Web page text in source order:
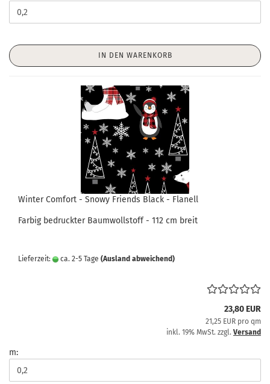
IN DEN WARENKORB
Winter Comfort - Snowy Friends Black - Flanell
Farbig bedruckter Baumwollstoff - 112 cm breit
Lieferzeit: ca. 2-5 Tage (Ausland abweichend)
23,80 EUR
21,25 EUR pro qm
inkl. 19% MwSt. zzgl. Versand
m: